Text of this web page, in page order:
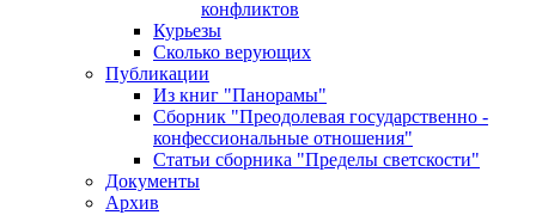
конфликтов
Курьезы
Сколько верующих
Публикации
Из книг "Панорамы"
Сборник "Преодолевая государственно -
конфессиональные отношения"
Статьи сборника "Пределы светскости"
Документы
Архив